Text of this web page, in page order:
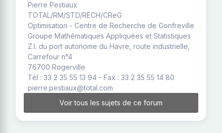
Pierre Pestiaux
TOTAL/RM/STD/RECH/CReG
Optimisation - Centre de Recherche de Gonfreville
Groupe Mathématiques Appliquées et Statistiques
Z.I. du port autonome du Havre, route industrielle,
Carrefour n°4
76700 Rogerville
Tél : 33 2 35 55 13 94 - Fax : 33 2 35 55 14 80
pierre.pestiaux@total.com
Voir tous les sujets de ce forum